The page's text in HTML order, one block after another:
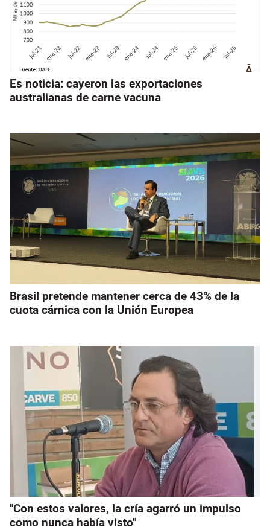
Es noticia: cayeron las exportaciones
australianas de carne vacuna
Brasil pretende mantener cerca de 43% de la
cuota cárnica con la Unión Europea
"Con estos valores, la cría agarró un impulso
como nunca había visto"